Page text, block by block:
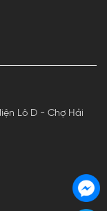
Lô D - Chợ Hải